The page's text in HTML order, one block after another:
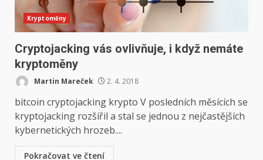
Kryptoměny
Cryptojacking vás ovlivňuje, i když nemáte
kryptoměny
Martin Mareček 2. 4. 2018
bitcoin cryptojacking krypto V posledních měsících se
kryptojacking rozšířil a stal se jednou z nejčastějších
kybernetických hrozeb....
Pokračovat ve čtení